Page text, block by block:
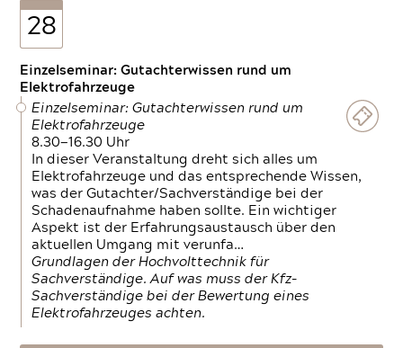
28
Einzelseminar: Gutachterwissen rund um
Elektrofahrzeuge
Einzelseminar: Gutachterwissen rund um
Elektrofahrzeuge
8.30—16.30 Uhr
In dieser Veranstaltung dreht sich alles um
Elektrofahrzeuge und das entsprechende Wissen,
was der Gutachter/Sachverständige bei der
Schadenaufnahme haben sollte. Ein wichtiger
Aspekt ist der Erfahrungsaustausch über den
aktuellen Umgang mit verunfa…
Grundlagen der Hochvolttechnik für
Sachverständige. Auf was muss der Kfz-
Sachverständige bei der Bewertung eines
Elektrofahrzeuges achten.